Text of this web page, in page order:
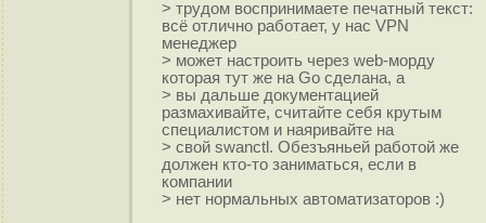
> трудом воспринимаете печатный текст:
всё отлично работает, у нас VPN
менеджер
> может настроить через web-морду
которая тут же на Go сделана, а
> вы дальше документацией
размахивайте, считайте себя крутым
специалистом и наяривайте на
> свой swanctl. Обезъяньей работой же
должен кто-то заниматься, если в
компании
> нет нормальных автоматизаторов :)